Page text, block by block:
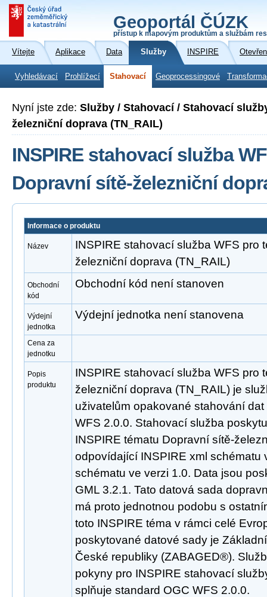
Geoportál ČÚZK
přístup k mapovým produktům a službám
Vítejte Aplikace Data Služby INSPIRE
Vyhledávací Prohlížecí Stahovací Geoprocessingové
Nyní jste zde: Služby / Stahovací / Stahovací
železniční doprava (TN_RAIL)
INSPIRE stahovací služba
Dopravní sítě-železniční
Informace o produktu
Název
INSPIRE stahovací služba WFS pro
železniční doprava (TN_RAIL)
Obchodní
kód
Obchodní kód není stanoven
Výdejní
jednotka
Výdejní jednotka není stanovena
Cena za
jednotku
Popis
produktu
INSPIRE stahovací služba WFS pro
železniční doprava (TN_RAIL) je
uživatelům opakované stahování
WFS 2.0.0. Stahovací služba
INSPIRE tématu Dopravní sítě-
odpovídající INSPIRE xml schématu
schématu ve verzi 1.0. Data jsou
GML 3.2.1. Tato datová sada
má proto jednotnou podobu s
toto INSPIRE téma v rámci celé
poskytované datové sady je
České republiky (ZABAGED®).
pokyny pro INSPIRE stahovací
splňuje standard OGC WFS 2.0.0.